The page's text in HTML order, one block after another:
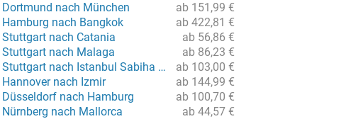
ab 151,99 €
nach München
ab 422,81 €
nach Bangkok
ab 56,86 €
nach Catania
ab 86,23 €
Stuttgart nach Malaga
ab 103,00 €
Flug von Stuttgart nach Istanbul Sabiha Gökcen
ab 144,99 €
nach Izmir
ab 100,70 €
nach Hamburg
ab 44,57 €
nach Mallorca